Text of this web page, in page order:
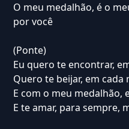
O meu medalhão, é o
por você
(Ponte)
Eu quero te encontrar,
Quero te beijar, em cada
E com o meu medalhão,
E te amar, para sempre,